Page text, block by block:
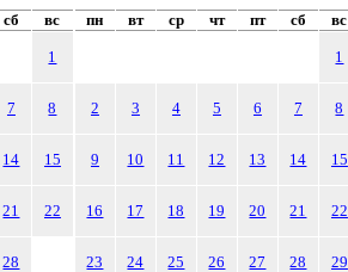
сб вс
1
7 8
14 15
21 22
28
пн вт ср чт пт сб вс
1
2 3 4 5 6 7 8
9 10 11 12 13 14 15
16 17 18 19 20 21 22
23 24 25 26 27 28 29